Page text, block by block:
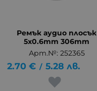
Ремък аудио плосък
5x0.6mm 306mm
Арт.№: 252365
2.70 € / 5.28 лв.